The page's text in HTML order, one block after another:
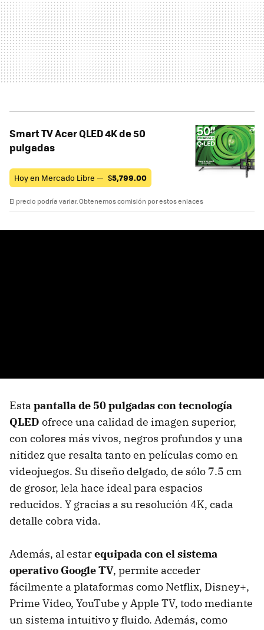
Smart TV Acer QLED 4K de 50
pulgadas
Hoy en Mercado Libre — $5,799.00
El precio podría variar. Obtenemos comisión por estos enlaces
Esta pantalla de 50 pulgadas con tecnología
QLED ofrece una calidad de imagen superior,
con colores más vivos, negros profundos y una
nitidez que resalta tanto en películas como en
videojuegos. Su diseño delgado, de sólo 7.5 cm
de grosor, lela hace ideal para espacios
reducidos. Y gracias a su resolución 4K, cada
detalle cobra vida.
Además, al estarequipada con el sistema
operativo Google TV, permite acceder
fácilmente a plataformas como Netflix, Disney+,
Prime Video, YouTube y Apple TV, todo mediante
un sistema intuitivo y fluido. Además, como